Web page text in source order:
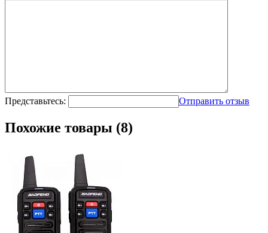
Представьтесь: Отправить отзыв
Похожие товары (8)